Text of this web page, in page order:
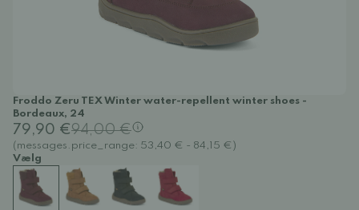
Froddo Zeru TEX Winter water-repellent winter shoes -
Bordeaux, 24
79,90 €94,00 €
(messages.price_range: 53,40 € - 84,15 €)
Vælg